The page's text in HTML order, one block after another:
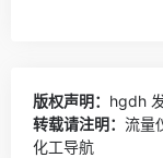
版权声明： hgdh
转载请注明： 流量
化工导航